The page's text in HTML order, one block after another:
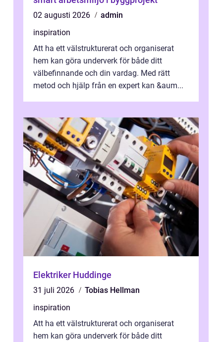
02 augusti 2026
admin
inspiration
Att ha ett välstrukturerat och organiserat
hem kan göra underverk för både ditt
välbefinnande och din vardag. Med rätt
metod och hjälp från en expert kan &aum...
Elektriker Huddinge
31 juli 2026
Tobias Hellman
inspiration
Att ha ett välstrukturerat och organiserat
hem kan göra underverk för både ditt